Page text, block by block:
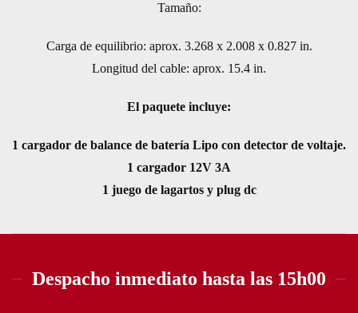
Tamaño:
Carga de equilibrio: aprox. 3.268 x 2.008 x 0.827 in.
Longitud del cable: aprox. 15.4 in.
El paquete incluye:
1 cargador de balance de batería Lipo con detector de voltaje.
1 cargador 12V 3A
1 juego de lagartos y plug dc
Despacho inmediato hasta las 15h00